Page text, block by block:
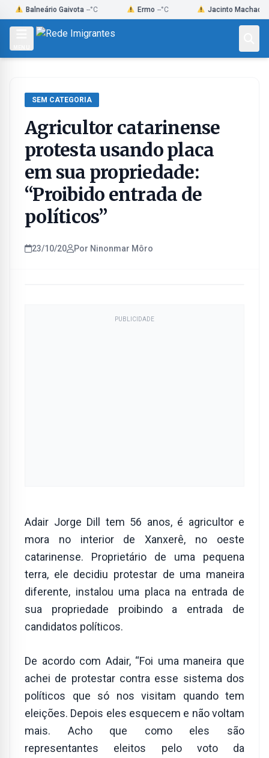
Skip
to
Gaivota --°C Ermo --°C Jacinto Machado --°C
SEM CATEGORIA
Agricultor catarinense
protesta usando placa
em sua propriedade:
“Proibido entrada de
políticos”
23/10/20 Por Ninonmar Môro
PUBLICIDADE
Adair Jorge Dill tem 56 anos, é agricultor e
mora no interior de Xanxerê, no oeste
catarinense. Proprietário de uma pequena
terra, ele decidiu protestar de uma maneira
diferente, instalou uma placa na entrada de
sua propriedade proibindo a entrada de
candidatos políticos.
De acordo com Adair, “Foi uma maneira que
achei de protestar contra esse sistema dos
políticos que só nos visitam quando tem
eleições. Depois eles esquecem e não voltam
mais. Acho que como eles são
representantes eleitos pelo voto da